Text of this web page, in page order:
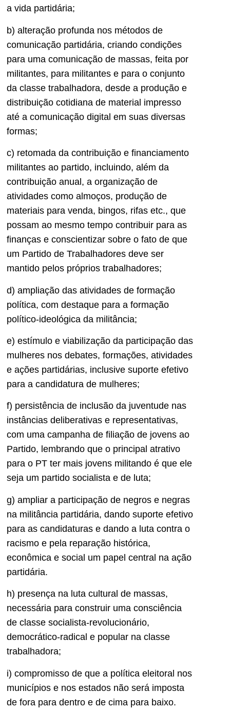
a vida partidária;
b) alteração profunda nos métodos de
comunicação partidária, criando condições
para uma comunicação de massas, feita por
militantes, para militantes e para o conjunto
da classe trabalhadora, desde a produção e
distribuição cotidiana de material impresso
até a comunicação digital em suas diversas
formas;
c) retomada da contribuição e financiamento
militantes ao partido, incluindo, além da
contribuição anual, a organização de
atividades como almoços, produção de
materiais para venda, bingos, rifas etc., que
possam ao mesmo tempo contribuir para as
finanças e conscientizar sobre o fato de que
um Partido de Trabalhadores deve ser
mantido pelos próprios trabalhadores;
d) ampliação das atividades de formação
política, com destaque para a formação
político-ideológica da militância;
e) estímulo e viabilização da participação das
mulheres nos debates, formações, atividades
e ações partidárias, inclusive suporte efetivo
para a candidatura de mulheres;
f) persistência de inclusão da juventude nas
instâncias deliberativas e representativas,
com uma campanha de filiação de jovens ao
Partido, lembrando que o principal atrativo
para o PT ter mais jovens militando é que ele
seja um partido socialista e de luta;
g) ampliar a participação de negros e negras
na militância partidária, dando suporte efetivo
para as candidaturas e dando a luta contra o
racismo e pela reparação histórica,
econômica e social um papel central na ação
partidária.
h) presença na luta cultural de massas,
necessária para construir uma consciência
de classe socialista-revolucionário,
democrático-radical e popular na classe
trabalhadora;
i) compromisso de que a política eleitoral nos
municípios e nos estados não será imposta
de fora para dentro e de cima para baixo.